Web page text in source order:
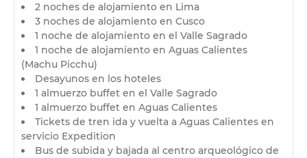
2 noches de alojamiento en Lima
3 noches de alojamiento en Cusco
1 noche de alojamiento en el Valle Sagrado
1 noche de alojamiento en Aguas Calientes
(Machu Picchu)
Desayunos en los hoteles
1 almuerzo buffet en el Valle Sagrado
1 almuerzo buffet en Aguas Calientes
Tickets de tren ida y vuelta a Aguas Calientes en
servicio Expedition
Bus de subida y bajada al centro arqueológico de